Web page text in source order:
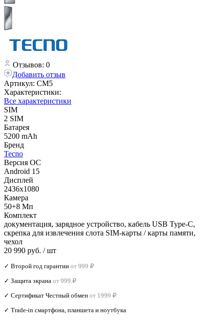
Отзывов: 0
Добавить отзыв
Артикул: CM5
Характеристики:
Все характеристики
SIM
2 SIM
Батарея
5200 mAh
Бренд
Tecno
Версия ОС
Android 15
Дисплей
2436x1080
Камера
50+8 Мп
Комплект
документация, зарядное устройство, кабель USB Type-C,
скрепка для извлечения слота SIM-карты / карты памяти,
чехол
20 990 руб. / шт
✓ Второй год гарантии от 999 ₽
✓ Защита экрана от 999 ₽
✓ Сертификат Честный обмен от 1999 ₽
✓ Trade‑in смартфона, планшета и ноутбука